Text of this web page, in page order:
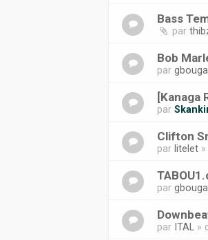
Bass
par
Bob
par
[Kanaga
par
Clifton
par litelet
par
par ITAL »